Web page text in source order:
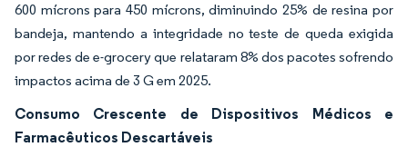
600 mícrons para 450 mícrons, diminuindo 25% de resina por
bandeja, mantendo a integridade no teste de queda exigida
por redes de e-grocery que relataram 8% dos pacotes sofrendo
impactos acima de 3 G em 2025.
Consumo Crescente de Dispositivos Médicos e
Farmacêuticos Descartáveis